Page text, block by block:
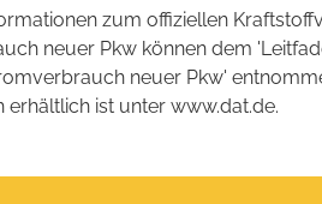
zum offiziellen
neuer Pkw können dem
neuer Pkw'
erhältlich ist unter www.dat.de.